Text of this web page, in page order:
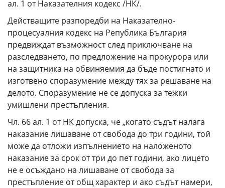
ал. 1 от Наказателния кодекс /НК/.
Действащите разпоредби на Наказателно-
процесуалния кодекс на Република България
предвиждат възможност след приключване на
разследването, по предложение на прокурора или
на защитника на обвиняемия да бъде постигнато и
изготвено споразумение между тях за решаване на
делото. Споразумение не се допуска за тежки
умишлени престъпления.
Чл. 66 ал. 1 от НК допуска, че „когато съдът налага
наказание лишаване от свобода до три години, той
може да отложи изпълнението на наложеното
наказание за срок от три до пет години, ако лицето
не е осъждано на лишаване от свобода за
престъпление от общ характер и ако съдът намери,